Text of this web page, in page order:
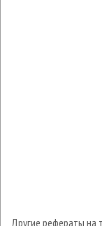
Другие рефераты на